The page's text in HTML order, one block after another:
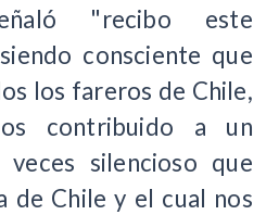
"recibo este
consciente que
los fareros de Chile,
contribuido a un
veces silencioso que
de Chile y el cual nos